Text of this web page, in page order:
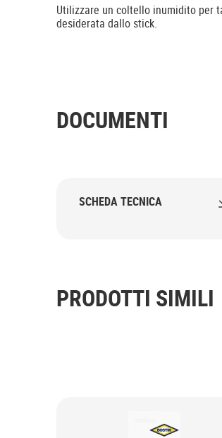
Utilizzare un coltello inumidito per
desiderata dallo stick.
DOCUMENTI
SCHEDA TECNICA
PRODOTTI SIMILI